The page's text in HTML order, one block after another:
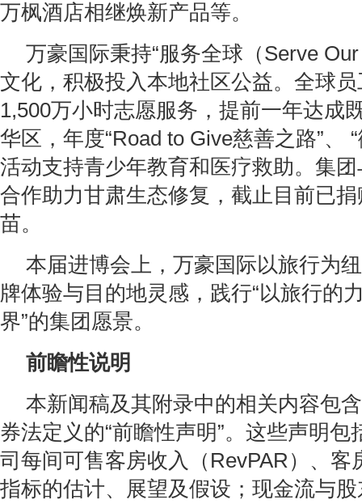
万枫酒店相继焕新产品等。
万豪国际秉持“服务全球（Serve
文化，积极投入本地社区公益。全球
1,500万小时志愿服务，提前一年达成
华区，年度“Road to Give慈善之路”、
活动支持青少年教育和医疗救助。集
合作助力甘肃生态修复，截止目前已
苗。
本届进博会上，万豪国际以旅行为
牌体验与目的地灵感，践行“以旅行的
界”的集团愿景。
前瞻性说明
本新闻稿及其附录中的相关内容包
券法定义的“前瞻性声明”。这些声明包
司每间可售客房收入（RevPAR）、客
指标的估计、展望及假设；现金流与